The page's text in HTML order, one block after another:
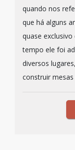
quando nos
que há alguns
quase
tempo ele foi
diversos
construir mesas